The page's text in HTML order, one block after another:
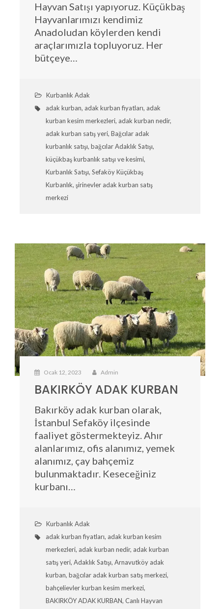
Hayvan Satışı yapıyoruz. Küçükbaş
Hayvanlarımızı kendimiz
Anadoludan köylerden kendi
araçlarımızla topluyoruz. Her
bütçeye…
Kurbanlık Adak
adak kurban, adak kurban fiyatları, adak
kurban kesim merkezleri, adak kurban nedir,
adak kurban satış yeri, Bağcılar adak
kurbanlık satışı, bağcılar Adaklık Satışı,
küçükbaş kurbanlık satışı ve kesimi,
Kurbanlık Satışı, Sefaköy Küçükbaş
Kurbanlık, şirinevler adak kurban satış
merkezi
Ocak 12, 2023 Admin
BAKIRKÖY ADAK KURBAN
Bakırköy adak kurban olarak,
İstanbul Sefaköy ilçesinde
faaliyet göstermekteyiz. Ahır
alanlarımız, ofis alanımız, yemek
alanımız, çay bahçemiz
bulunmaktadır. Keseceğiniz
kurbanı…
Kurbanlık Adak
adak kurban fiyatları, adak kurban kesim
merkezleri, adak kurban nedir, adak kurban
satış yeri, Adaklık Satışı, Arnavutköy adak
kurban, bağcılar adak kurban satış merkezi,
bahçelievler kurban kesim merkezi,
BAKIRKÖY ADAK KURBAN, Canlı Hayvan